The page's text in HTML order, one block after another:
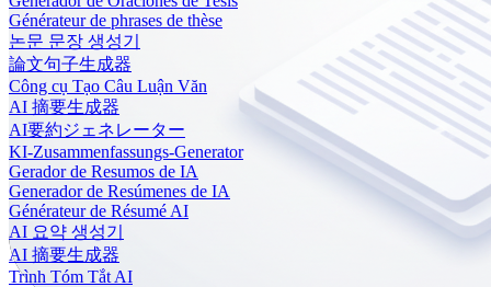
Générateur de phrases de thèse
논문 문장 생성기
論文句子生成器
Công cụ Tạo Câu Luận Văn
AI 摘要生成器
AI要約ジェネレーター
KI-Zusammenfassungs-Generator
Gerador de Resumos de IA
Generador de Resúmenes de IA
Générateur de Résumé AI
AI 요약 생성기
AI 摘要生成器
Trình Tóm Tắt AI